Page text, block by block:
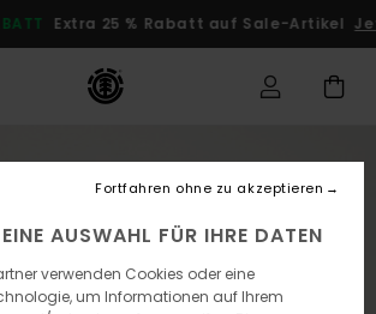
Extra 25 % Rabatt auf Sale-Artikel
AUSWAHL FÜR IHRE DATEN
verwenden Cookies oder eine
um Informationen auf Ihrem
Fortfahren ohne zu akzeptieren